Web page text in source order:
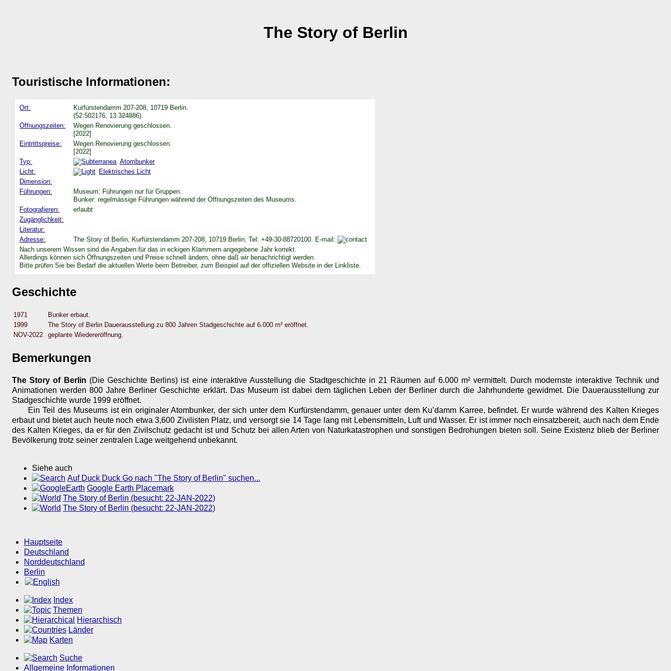
The Story of Berlin
Touristische Informationen:
Ort:
Kurfürstendamm 207-208, 10719 Berlin.
(52.502176, 13.324886)
Öffnungszeiten:
Wegen Renovierung geschlossen.
[2022]
Eintrittspreise:
Wegen Renovierung geschlossen.
[2022]
Typ:
Atombunker
Licht:
Elektrisches Licht
Dimension:
Führungen:
Museum: Führungen nur für Gruppen.
Bunker: regelmässige Führungen während der Öffnungszeiten des Museums.
Fotografieren:
erlaubt
Zugänglichkeit:
Literatur:
Adresse:
The Story of Berlin, Kurfürstendamm 207-208, 10719 Berlin, Tel: +49-30-88720100. E-mail:
Nach unserem Wissen sind die Angaben für das in eckigen Klammern angegebene Jahr korrekt.
Allerdings können sich Öffnungszeiten und Preise schnell ändern, ohne daß wir benachrichtigt werden.
Bitte prüfen Sie bei Bedarf die aktuellen Werte beim Betreiber, zum Beispiel auf der offiziellen Website in der Linkliste.
Geschichte
1971
Bunker erbaut.
1999
The Story of Berlin Dauerausstellung zu 800 Jahren Stadgeschichte auf 6.000 m² eröffnet.
NOV-2022
geplante Wiedereröffnung.
Bemerkungen
The Story of Berlin (Die Geschichte Berlins) ist eine interaktive Ausstellung die Stadtgeschichte in 21 Räumen auf 6.000 m² vermittelt. Durch modernste interaktive Technik und
Animationen werden 800 Jahre Berliner Geschichte erklärt. Das Museum ist dabei dem täglichen Leben der Berliner durch die Jahrhunderte gewidmet. Die Dauerausstellung zur
Stadgeschichte wurde 1999 eröffnet.
Ein Teil des Museums ist ein originaler Atombunker, der sich unter dem Kurfürstendamm, genauer unter dem Ku’damm Karree, befindet. Er wurde während des Kalten Krieges
erbaut und bietet auch heute noch etwa 3,600 Zivilisten Platz, und versorgt sie 14 Tage lang mit Lebensmitteln, Luft und Wasser. Er ist immer noch einsatzbereit, auch nach dem Ende
des Kalten Krieges, da er für den Zivilschutz gedacht ist und Schutz bei allen Arten von Naturkatastrophen und sonstigen Bedrohungen bieten soll. Seine Existenz blieb der Berliner
Bevölkerung trotz seiner zentralen Lage weitgehend unbekannt.
Siehe auch
Auf Duck Duck Go nach "The Story of Berlin" suchen...
Google Earth Placemark
The Story of Berlin (besucht: 22-JAN-2022)
The Story of Berlin (besucht: 22-JAN-2022)
Hauptseite
Deutschland
Norddeutschland
Berlin
Index
Themen
Hierarchisch
Länder
Karten
Suche
Allgemeine Informationen